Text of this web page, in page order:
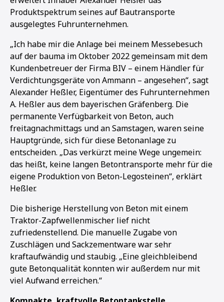
123
Produktspektrum seines auf Bautransporte
ausgelegtes Fuhrunternehmen.
„Ich habe mir die Anlage bei meinem Messebesuch
auf der bauma im Oktober 2022 gemeinsam mit dem
Kundenbetreuer der Firma BIV – einem Händler für
Verdichtungsgeräte von Ammann – angesehen“, sagt
Alexander Heßler, Eigentümer des Fuhrunternehmen
A. Heßler aus dem bayerischen Gräfenberg. Die
permanente Verfügbarkeit von Beton, auch
freitagnachmittags und an Samstagen, waren seine
Hauptgründe, sich für diese Betonanlage zu
entscheiden. „Das verkürzt meine Wege ungemein:
das heißt, keine langen Betontransporte mehr für die
eigene Produktion von Beton-Legosteinen“, erklärt
Heßler.
Die bisherige Herstellung von Beton mit einem
Traktor-Zapfwellenmischer lief nicht
zufriedenstellend. Die manuelle Zugabe von
Zuschlägen und Sackzementware war sehr
kraftaufwändig und staubig. „Eine gleichbleibend
gute Betonqualität konnten wir außerdem nur mit
viel Aufwand erreichen.“